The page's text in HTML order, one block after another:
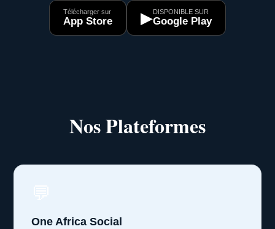
Télécharger sur
App Store ▶DISPONIBLE SUR
Google Play
Nos Plateformes
One Africa Social